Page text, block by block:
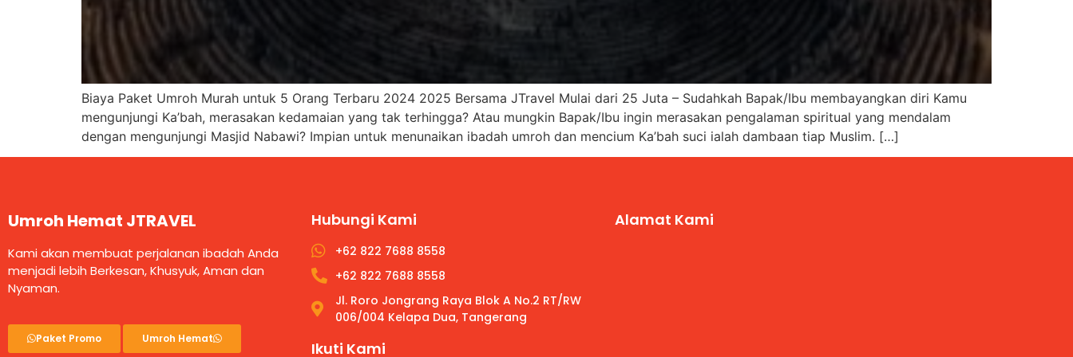
Biaya Paket Umroh Murah untuk 5 Orang Terbaru 2024 2025 Bersama JTravel Mulai dari 25 Juta – Sudahkah Bapak/Ibu membayangkan diri Kamu
mengunjungi Ka’bah, merasakan kedamaian yang tak terhingga? Atau mungkin Bapak/Ibu ingin merasakan pengalaman spiritual yang mendalam
dengan mengunjungi Masjid Nabawi? Impian untuk menunaikan ibadah umroh dan mencium Ka’bah suci ialah dambaan tiap Muslim. […]
Umroh Hemat JTRAVEL
Kami akan membuat perjalanan ibadah Anda
menjadi lebih Berkesan, Khusyuk, Aman dan
Nyaman.
Paket Promo Umroh Hemat
Hubungi Kami
+62 822 7688 8558
+62 822 7688 8558
Jl. Roro Jongrang Raya Blok A No.2 RT/RW
006/004 Kelapa Dua, Tangerang
Ikuti Kami
Alamat Kami